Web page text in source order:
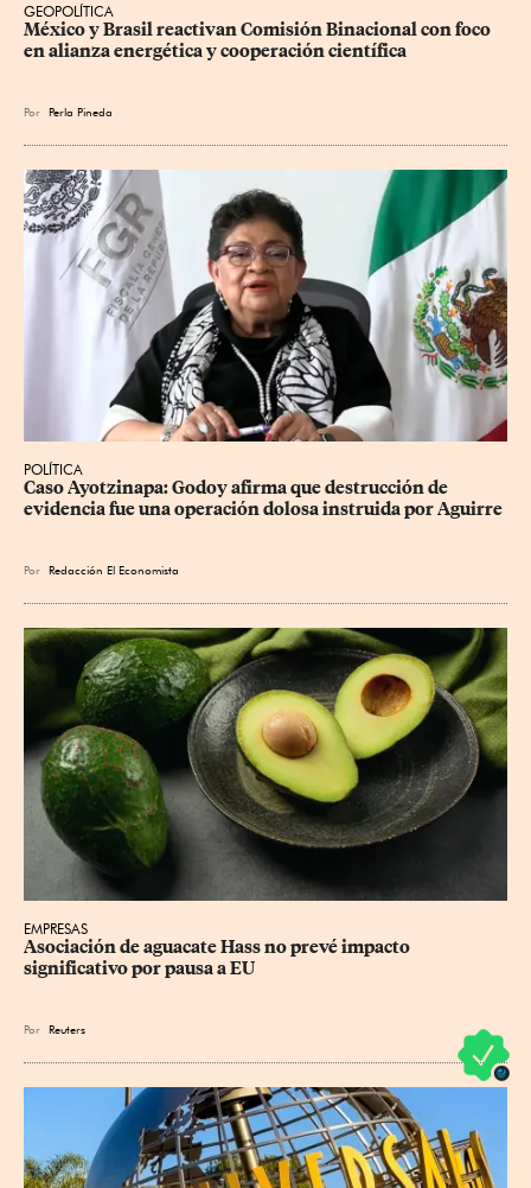
GEOPOLÍTICA
México y Brasil reactivan Comisión Binacional con foco
en alianza energética y cooperación científica
Por Perla Pineda
POLÍTICA
Caso Ayotzinapa: Godoy afirma que destrucción de
evidencia fue una operación dolosa instruida por Aguirre
Por Redacción El Economista
EMPRESAS
Asociación de aguacate Hass no prevé impacto
significativo por pausa a EU
Por Reuters